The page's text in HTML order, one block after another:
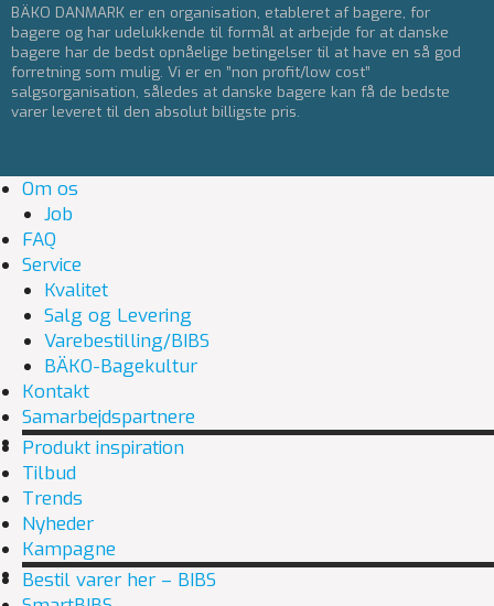
BÄKO DANMARK er en organisation, etableret af bagere, for
bagere og har udelukkende til formål at arbejde for at danske
bagere har de bedst opnåelige betingelser til at have en så god
forretning som mulig. Vi er en ”non profit/low cost”
salgsorganisation, således at danske bagere kan få de bedste
varer leveret til den absolut billigste pris.
Om os
Job
FAQ
Service
Kvalitet
Salg og Levering
Varebestilling/BIBS
BÄKO-Bagekultur
Kontakt
Samarbejdspartnere
Produkt inspiration
Tilbud
Trends
Nyheder
Kampagne
Bestil varer her – BIBS